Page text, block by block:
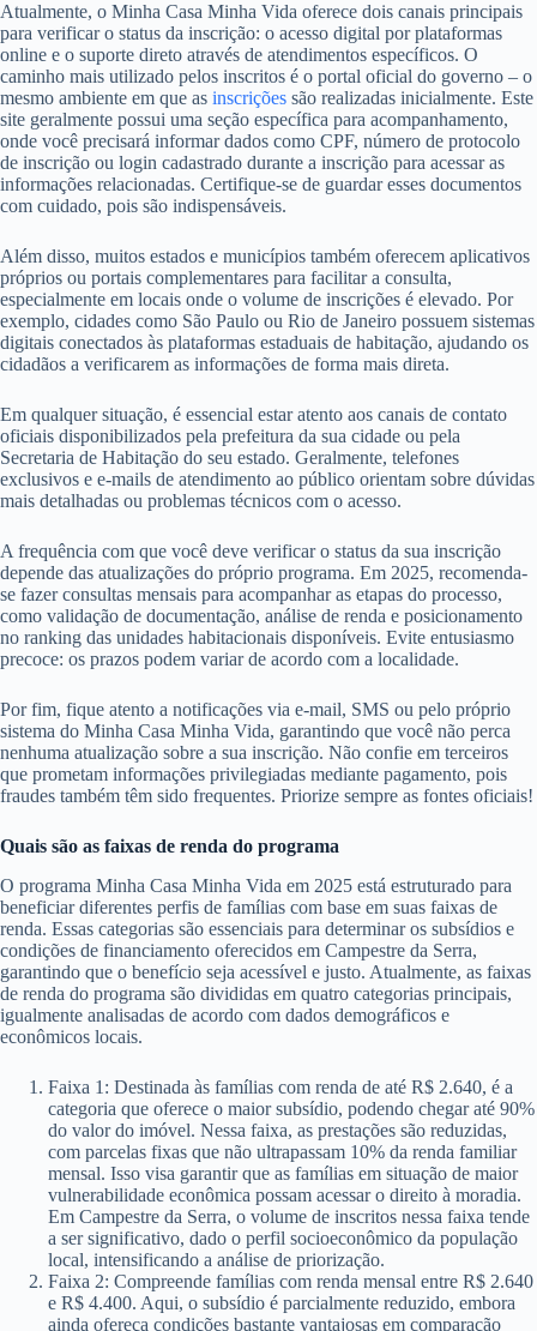
Atualmente, o Minha Casa Minha Vida oferece dois canais principais
para verificar o status da inscrição: o acesso digital por plataformas
online e o suporte direto através de atendimentos específicos. O
caminho mais utilizado pelos inscritos é o portal oficial do governo – o
mesmo ambiente em que as inscrições são realizadas inicialmente. Este
site geralmente possui uma seção específica para acompanhamento,
onde você precisará informar dados como CPF, número de protocolo
de inscrição ou login cadastrado durante a inscrição para acessar as
informações relacionadas. Certifique-se de guardar esses documentos
com cuidado, pois são indispensáveis.
Além disso, muitos estados e municípios também oferecem aplicativos
próprios ou portais complementares para facilitar a consulta,
especialmente em locais onde o volume de inscrições é elevado. Por
exemplo, cidades como São Paulo ou Rio de Janeiro possuem sistemas
digitais conectados às plataformas estaduais de habitação, ajudando os
cidadãos a verificarem as informações de forma mais direta.
Em qualquer situação, é essencial estar atento aos canais de contato
oficiais disponibilizados pela prefeitura da sua cidade ou pela
Secretaria de Habitação do seu estado. Geralmente, telefones
exclusivos e e-mails de atendimento ao público orientam sobre dúvidas
mais detalhadas ou problemas técnicos com o acesso.
A frequência com que você deve verificar o status da sua inscrição
depende das atualizações do próprio programa. Em 2025, recomenda-
se fazer consultas mensais para acompanhar as etapas do processo,
como validação de documentação, análise de renda e posicionamento
no ranking das unidades habitacionais disponíveis. Evite entusiasmo
precoce: os prazos podem variar de acordo com a localidade.
Por fim, fique atento a notificações via e-mail, SMS ou pelo próprio
sistema do Minha Casa Minha Vida, garantindo que você não perca
nenhuma atualização sobre a sua inscrição. Não confie em terceiros
que prometam informações privilegiadas mediante pagamento, pois
fraudes também têm sido frequentes. Priorize sempre as fontes oficiais!
Quais são as faixas de renda do programa
O programa Minha Casa Minha Vida em 2025 está estruturado para
beneficiar diferentes perfis de famílias com base em suas faixas de
renda. Essas categorias são essenciais para determinar os subsídios e
condições de financiamento oferecidos em Campestre da Serra,
garantindo que o benefício seja acessível e justo. Atualmente, as faixas
de renda do programa são divididas em quatro categorias principais,
igualmente analisadas de acordo com dados demográficos e
econômicos locais.
Faixa 1: Destinada às famílias com renda de até R$ 2.640, é a
categoria que oferece o maior subsídio, podendo chegar até 90%
do valor do imóvel. Nessa faixa, as prestações são reduzidas,
com parcelas fixas que não ultrapassam 10% da renda familiar
mensal. Isso visa garantir que as famílias em situação de maior
vulnerabilidade econômica possam acessar o direito à moradia.
Em Campestre da Serra, o volume de inscritos nessa faixa tende
a ser significativo, dado o perfil socioeconômico da população
local, intensificando a análise de priorização.
Faixa 2: Compreende famílias com renda mensal entre R$ 2.640
e R$ 4.400. Aqui, o subsídio é parcialmente reduzido, embora
ainda ofereça condições bastante vantajosas em comparação